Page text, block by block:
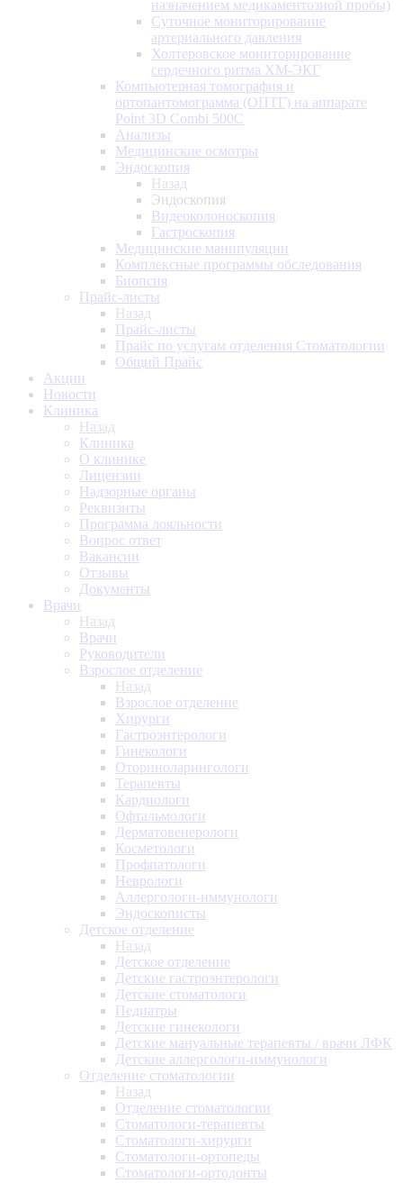
назначением медикаментозной пробы)
Суточное мониторирование
артериального давления
Холтеровское мониторирование
сердечного ритма ХМ-ЭКГ
Компьютерная томография и
ортопантомограмма (ОПТГ) на аппарате
Point 3D Combi 500C
Анализы
Медицинские осмотры
Эндоскопия
Назад
Эндоскопия
Видеоколоноскопия
Гастроскопия
Медицинские манипуляции
Комплексные программы обследования
Биопсия
Прайс-листы
Назад
Прайс-листы
Прайс по услугам отделения Стоматологии
Общий Прайс
Акции
Новости
Клиника
Назад
Клиника
О клинике
Лицензии
Надзорные органы
Реквизиты
Программа лояльности
Вопрос ответ
Вакансии
Отзывы
Документы
Врачи
Назад
Врачи
Руководители
Взрослое отделение
Назад
Взрослое отделение
Хирурги
Гастроэнтерологи
Гинекологи
Оториноларингологи
Терапевты
Кардиологи
Офтальмологи
Дерматовенерологи
Косметологи
Профпатологи
Неврологи
Аллергологи-иммунологи
Эндоскописты
Детское отделение
Назад
Детское отделение
Детские гастроэнтерологи
Детские стоматологи
Педиатры
Детские гинекологи
Детские мануальные терапевты / врачи ЛФК
Детские аллергологи-иммунологи
Отделение стоматологии
Назад
Отделение стоматологии
Стоматологи-терапевты
Стоматологи-хирурги
Стоматологи-ортопеды
Стоматологи-ортодонты